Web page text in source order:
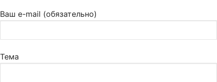
Ваш e-mail (обязательно)
Тема